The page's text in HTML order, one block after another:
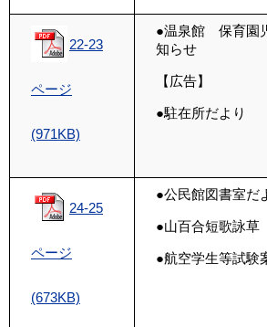
22-23
ページ
(971KB)
●温泉館 保育園
知らせ
【広告】
●駐在所だより
24-25
ページ
(673KB)
●公民館図書室だ
●山百合短歌詠草
●航空学生等試験